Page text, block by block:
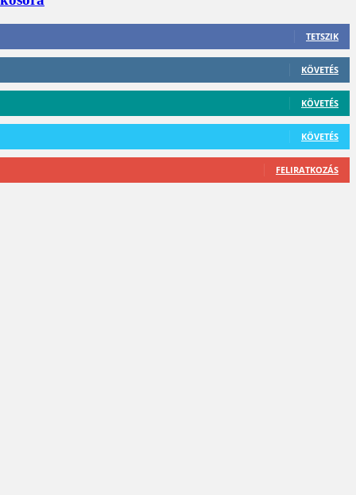
TETSZIK
KÖVETÉS
KÖVETÉS
KÖVETÉS
FELIRATKOZÁS